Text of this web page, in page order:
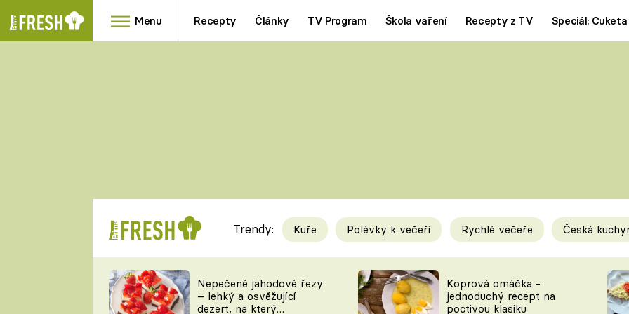
Menu Recepty Články TV Program Škola vaření Recepty z TV Speciál: Cuketa
RYCHLOVKY
Videorecepty
TEĎ VAŘÍ ŠÉF!
Tipy a triky
KAM ZA JÍDLEM
Trendy: Kuře Polévky k večeři Rychlé večeře Česká
Nepečené jahodové řezy
– lehký a osvěžující
dezert, na který
Koprová omáčka -
jednoduchý recept na
poctivou klasiku